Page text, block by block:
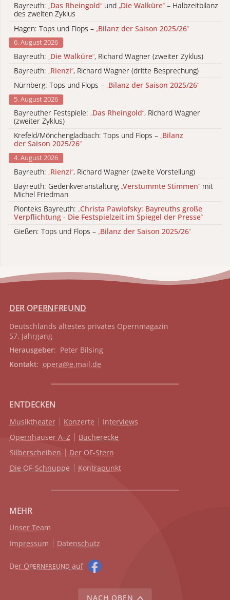
Bayreuth: „Das Rheingold“ und „Die Walküre“ – Halbzeitbilanz
des zweiten Zyklus
Hagen: Tops und Flops – „Bilanz der Saison 2025/26“
6. August 2026
Bayreuth: „Die Walküre“, Richard Wagner (zweiter Zyklus)
Bayreuth: „Rienzi“, Richard Wagner (dritte Besprechung)
Nürnberg: Tops und Flops – „Bilanz der Saison 2025/26“
5. August 2026
Bayreuther Festspiele: „Das Rheingold“, Richard Wagner
(zweiter Zyklus)
Krefeld/Mönchengladbach: Tops und Flops – „Bilanz
der Saison 2025/26“
4. August 2026
Bayreuth: „Rienzi“, Richard Wagner (zweite Vorstellung)
Bayreuth: Gedenkveranstaltung „Verstummte Stimmen“ mit
Michel Friedman
Pionteks Bayreuth: „Christa Pawlofsky: Bayreuths große
Verpflichtung - Die Festspielzeit im Spiegel der Presse“
Gießen: Tops und Flops – „Bilanz der Saison 2025/26“
DER OPERNFREUND
Deutschlands ältestes privates Opernmagazin
57. Jahrgang
Herausgeber: Peter Bilsing
Kontakt: opera@e.mail.de
ENTDECKEN
Musiktheater Konzerte
Interviews
Opernhäuser A–Z
Bücherecke
Silberscheiben
Der OF-Stern
Die OF-Schnuppe
Kontrapunkt
MEHR
Unser Team
Impressum
Datenschutz
Der OPERNFREUND auf
NACH OBEN